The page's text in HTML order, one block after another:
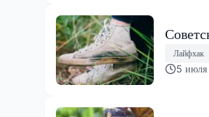
Лайфхак
5 июля